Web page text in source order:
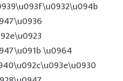
\u0964